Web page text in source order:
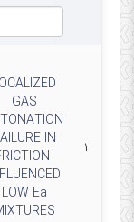
۱
GAS
IN
LOW Ea